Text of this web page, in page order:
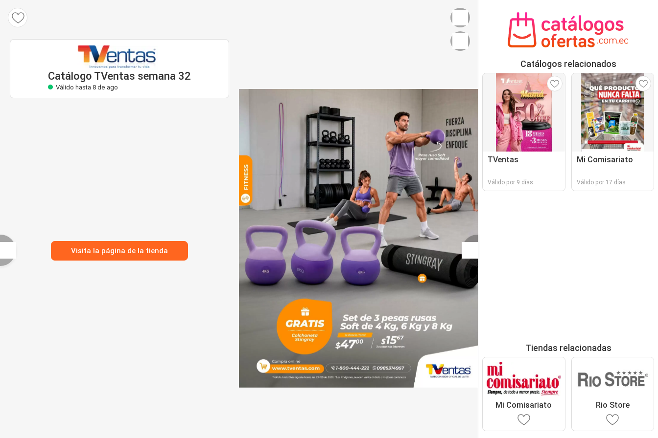
Catálogo TVentas semana 32
Válido hasta 8 de ago
Visita la página de la tienda
Catálogos relacionados
TVentas
Válido por 9 días
Mi Comisariato
Válido por 17 días
Tiendas relacionadas
Mi Comisariato Rio Store